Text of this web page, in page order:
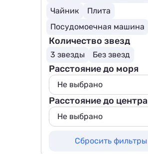
Чайник
Плита
Посудомоечная машина
Количество звезд
3 звезды Без звезд
Расстояние до моря
Не выбрано
Не выбрано
50 м
200 м
Расстояние до центра
Не выбрано
Сбросить фильтры